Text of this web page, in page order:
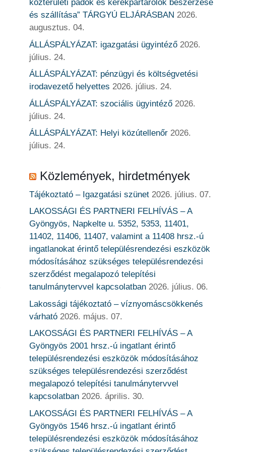
közterületi padok és kerékpártárolók beszerzése
és szállítása” TÁRGYÚ ELJÁRÁSBAN 2026.
augusztus. 04.
ÁLLÁSPÁLYÁZAT: igazgatási ügyintéző 2026.
július. 24.
ÁLLÁSPÁLYÁZAT: pénzügyi és költségvetési
irodavezető helyettes 2026. július. 24.
ÁLLÁSPÁLYÁZAT: szociális ügyintéző 2026.
július. 24.
ÁLLÁSPÁLYÁZAT: Helyi közútellenőr 2026.
július. 24.
Közlemények, hirdetmények
Tájékoztató – Igazgatási szünet 2026. július. 07.
LAKOSSÁGI ÉS PARTNERI FELHÍVÁS – A
Gyöngyös, Napkelte u. 5352, 5353, 11401,
11402, 11406, 11407, valamint a 11408 hrsz.-ú
ingatlanokat érintő településrendezési eszközök
módosításához szükséges településrendezési
szerződést megalapozó telepítési
tanulmánytervvel kapcsolatban 2026. július. 06.
Lakossági tájékoztató – víznyomáscsökkenés
várható 2026. május. 07.
LAKOSSÁGI ÉS PARTNERI FELHÍVÁS – A
Gyöngyös 2001 hrsz.-ú ingatlant érintő
településrendezési eszközök módosításához
szükséges településrendezési szerződést
megalapozó telepítési tanulmánytervvel
kapcsolatban 2026. április. 30.
LAKOSSÁGI ÉS PARTNERI FELHÍVÁS – A
Gyöngyös 1546 hrsz.-ú ingatlant érintő
településrendezési eszközök módosításához